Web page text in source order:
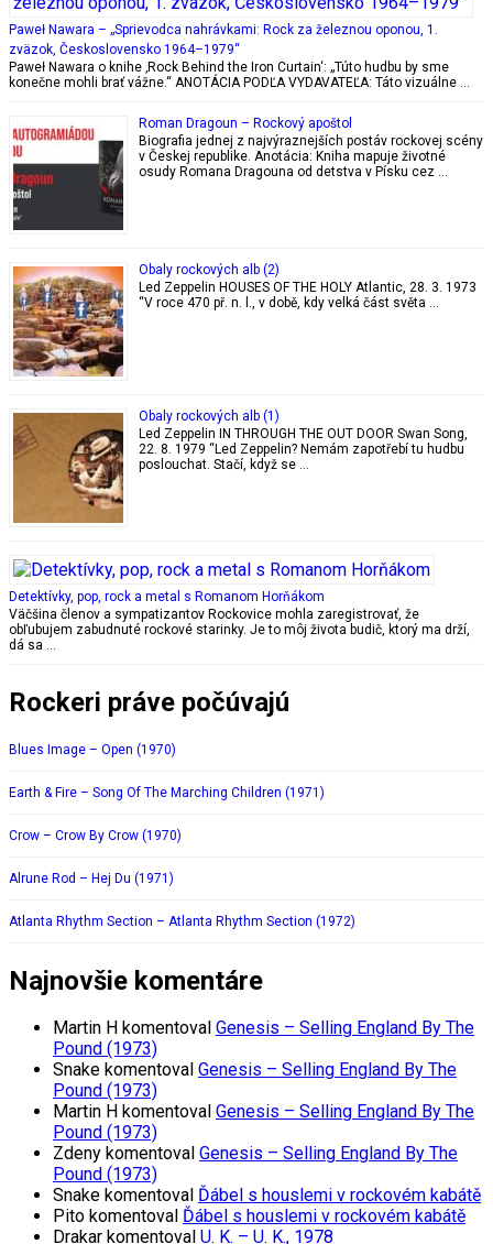
Paweł Nawara – „Sprievodca nahrávkami: Rock za železnou oponou, 1.
zväzok, Československo 1964–1979“
Paweł Nawara o knihe ‚Rock Behind the Iron Curtain‘: „Túto hudbu by sme
konečne mohli brať vážne.“ ANOTÁCIA PODĽA VYDAVATEĽA: Táto vizuálne …
Roman Dragoun – Rockový apoštol
Biografia jednej z najvýraznejších postáv rockovej scény
v Českej republike. Anotácia: Kniha mapuje životné
osudy Romana Dragouna od detstva v Písku cez …
Obaly rockových alb (2)
Led Zeppelin HOUSES OF THE HOLY Atlantic, 28. 3. 1973
“V roce 470 př. n. l., v době, kdy velká část světa …
Obaly rockových alb (1)
Led Zeppelin IN THROUGH THE OUT DOOR Swan Song,
22. 8. 1979 “Led Zeppelin? Nemám zapotřebí tu hudbu
poslouchat. Stačí, když se …
Detektívky, pop, rock a metal s Romanom Horňákom
Väčšina členov a sympatizantov Rockovice mohla zaregistrovať, že
obľubujem zabudnuté rockové starinky. Je to môj života budič, ktorý ma drží,
dá sa …
Rockeri práve počúvajú
Blues Image – Open (1970)
Earth & Fire – Song Of The Marching Children (1971)
Crow – Crow By Crow (1970)
Alrune Rod – Hej Du (1971)
Atlanta Rhythm Section – Atlanta Rhythm Section (1972)
Najnovšie komentáre
Martin H komentoval Genesis – Selling England By The
Pound (1973)
Snake komentoval Genesis – Selling England By The
Pound (1973)
Martin H komentoval Genesis – Selling England By The
Pound (1973)
Zdeny komentoval Genesis – Selling England By The
Pound (1973)
Snake komentoval Ďábel s houslemi v rockovém kabátě
Pito komentoval Ďábel s houslemi v rockovém kabátě
Drakar komentoval U. K. – U. K., 1978